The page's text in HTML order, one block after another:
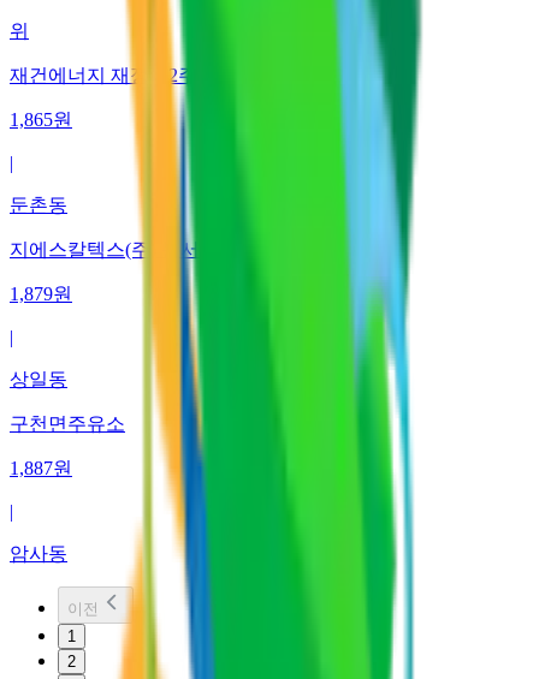
위
재건에너지 재정제2주유소 고속셀프지점
1,865원
|
둔촌동
지에스칼텍스(주) 동서울주유소
1,879원
|
상일동
구천면주유소
1,887원
|
암사동
이전
1
2